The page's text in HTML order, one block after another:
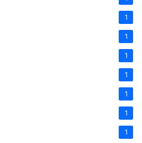
1
1
1
1
1
1
1